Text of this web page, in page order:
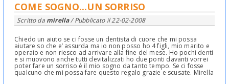
COME SOGNO...UN SORRISO
Scritto da mirella/ Pubblicato il22-02-2008
Chiedo un aiuto se ci fosse un dentista di cuore che mi possa
aiutare so che e’ assurda ma io non posso ho 4 figli, mio marito e
operaio e non riesco ad arrivare alla fine del mese. Ho pochi denti
e si muovono anche tutti devitalizzati ho due ponti davanti vorrei
poter fare un sorriso è il mio sogno da tanto tempo. Se ci fosse
qualcuno che mi possa fare questo regalo grazie e scusate. Mirella